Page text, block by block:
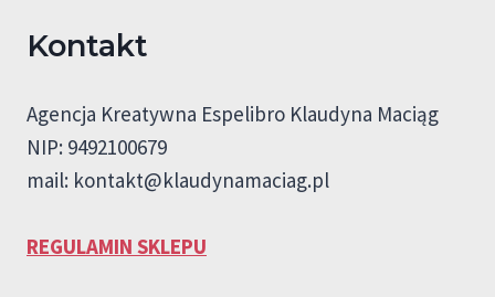
Kontakt
Agencja Kreatywna Espelibro Klaudyna Maciąg
NIP: 9492100679
mail: kontakt@klaudynamaciag.pl
REGULAMIN SKLEPU